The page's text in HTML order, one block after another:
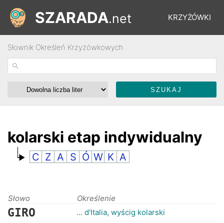
KRZYŻÓWKI
ŁAMIGŁÓWKI
SZARADA.net
Słownik Określeń Krzyżówkowych
kolarski etap indywidualny
C Z A S Ó W K A
Słowo Określenie
GIRO ... d'Italia, wyścig kolarski